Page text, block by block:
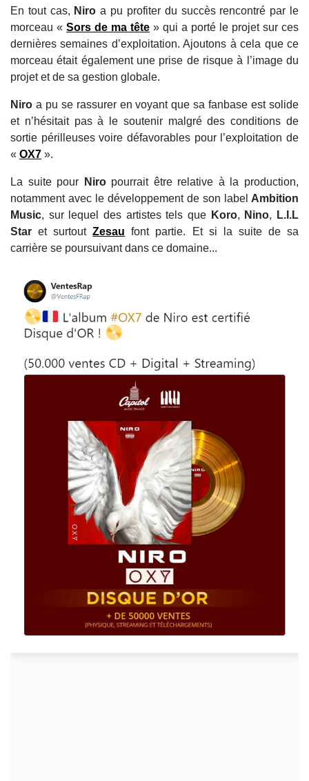
En tout cas, Niroa pu profiter du succès rencontré par le
morceau « Sors de ma tête » qui a porté le projet sur ces
dernières semaines d’exploitation. Ajoutons à cela que ce
morceau était également une prise de risque à l’image du
projet et de sa gestion globale.
Niro a pu se rassurer en voyant que sa fanbase est solide
et n’hésitait pas à le soutenir malgré des conditions de
sortie périlleuses voire défavorables pour l’exploitation de
« OX7 ».
La suite pour Niro pourrait être relative à la production,
notamment avec le développement de son label Ambition
Music, sur lequel des artistes tels que Koro, Nino,
L.I.L
Star et surtoutZesau
font partie. Et si la suite de sa
carrière se poursuivant dans ce domaine...